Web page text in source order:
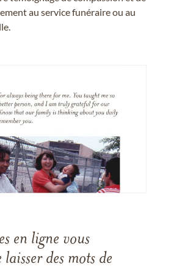
au service funéraire ou au
en ligne vous
des mots de